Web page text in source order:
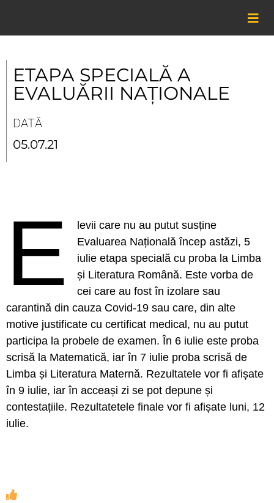
content
ETAPA SPECIALĂ A
EVALUĂRII NAȚIONALE
DATĂ
05.07.21
E
levii care nu au putut susține
Evaluarea Națională încep astăzi, 5
iulie etapa specială cu proba la Limba
și Literatura Română. Este vorba de
cei care au fost în izolare sau
carantină din cauza Covid-19 sau care, din alte
motive justificate cu certificat medical, nu au putut
participa la probele de examen. În 6 iulie este proba
scrisă la Matematică, iar în 7 iulie proba scrisă de
Limba și Literatura Maternă. Rezultatele vor fi afișate
în 9 iulie, iar în acceași zi se pot depune și
contestațiile. Rezultatetele finale vor fi afișate luni, 12
iulie.